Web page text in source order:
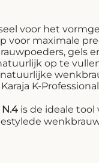
voor het
voor maximale
gels
op te
K-
is de ideale tool